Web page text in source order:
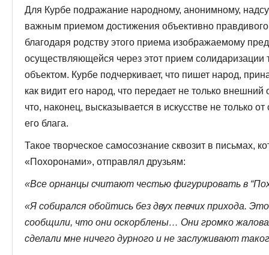
Для Курбе подражание народному, анонимному,
важным приемом достижения объективно
благодаря родству этого приема изображаемому
осуществляющейся через этот прием солидаризации
объектом. Курбе подчеркивает, что пишет народ,
как видит его народ, что передает не только
что, наконец, высказывается в искусстве не только
его блага.
Такое творческое самосознание сквозит в письмах,
«Похоронами», отправлял друзьям:
«Все орнанцы считают честью фигурировать в
«Я собирался обойтись без двух певчих прихода.
сообщили, что они оскорблены… Они громко
сделали мне ничего дурного и не заслуживают